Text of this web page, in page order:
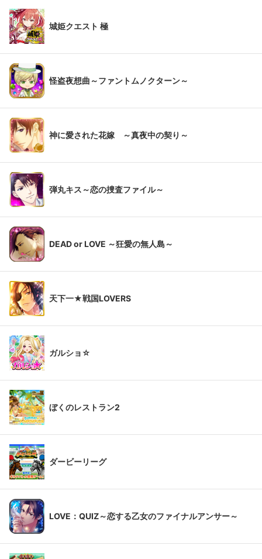
城姫クエスト 極
怪盗夜想曲～ファントムノクターン～
神に愛された花嫁 ～真夜中の契り～
弾丸キス～恋の捜査ファイル～
DEAD or LOVE ～狂愛の無人島～
天下一★戦国LOVERS
ガルショ☆
ぼくのレストラン2
ダービーリーグ
LOVE：QUIZ～恋する乙女のファイナルアンサー～